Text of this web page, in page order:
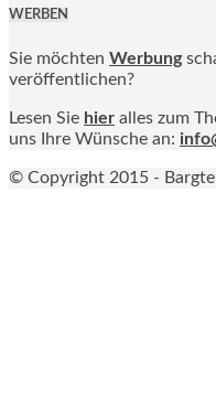
WERBEN
Sie möchten Werbung
veröffentlichen?
Lesen Sie hier alles zum
uns Ihre Wünsche an:
© Copyright 2015 -